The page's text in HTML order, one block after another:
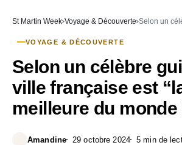
St Martin Week Voyage & Découverte Selon un
VOYAGE & DÉCOUVERTE
Selon un célèbre
ville française est
meilleure du monde
Amandine 29 octobre 2024 5 min de